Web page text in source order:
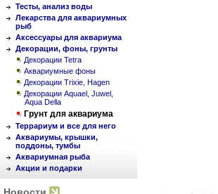
Тесты, анализ воды
Лекарства для аквариумных
рыб
Аксессуары для аквариума
Декорации, фоны, грунты
Декорации Tetra
Аквариумные фоны
Декорации Trixie, Hagen
Декорации Aquael, Juwel,
Aqua Della
Грунт для аквариума
Террариум и все для него
Аквариумы, крышки,
поддоны, тумбы
Аквариумная рыба
Акции и подарки